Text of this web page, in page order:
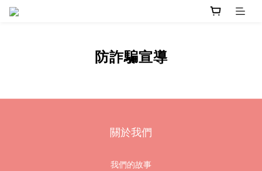
防詐騙宣導
關於我們
我們的故事